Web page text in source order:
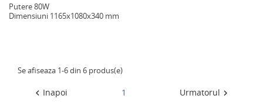
Putere 80W
Dimensiuni 1165x1080x340 mm
Se afiseaza 1-6 din 6 produs(e)
 Inapoi 1 Urmatorul 